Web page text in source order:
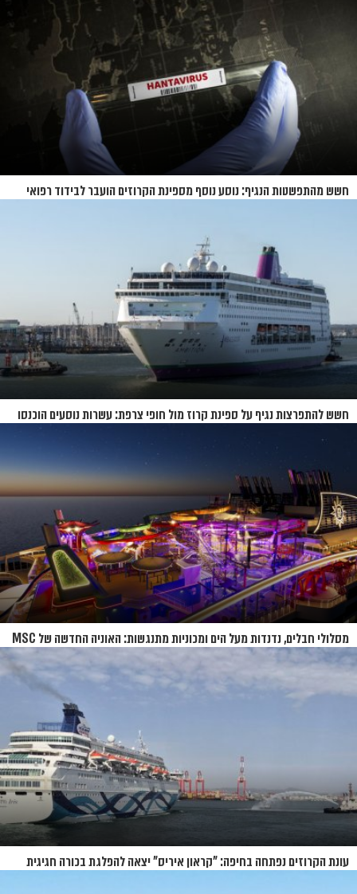
חשש מהתפשטות הנגיף: נוסע נוסף מספינת הקרוזים הועבר לבידוד רפואי
חשש להתפרצות נגיף על ספינת קרוז מול חופי צרפת: עשרות נוסעים הוכנסו
מסלולי חבלים, נדנדות מעל הים ומכוניות מתנגשות: האוניה החדשה של MSC
נחשפת
עונת הקרוזים נפתחה בחיפה: "קראון איריס" יצאה להפלגת בכורה חגיגית